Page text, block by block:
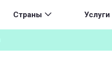
Страны Услуги